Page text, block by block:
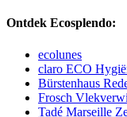
Ontdek Ecosplendo:
ecolunes
claro ECO
Bürstenhaus
Frosch
Tadé Marseille